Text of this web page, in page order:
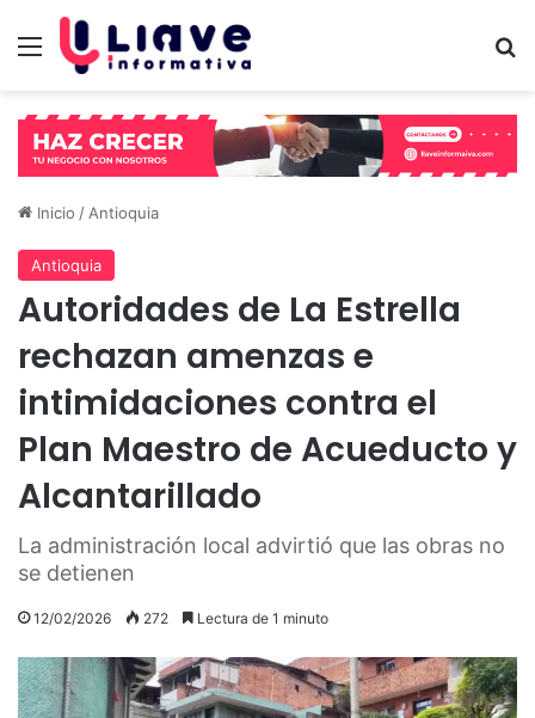
Menú
Inicio / Antioquia
Antioquia
Autoridades de La Estrella
rechazan amenzas e
intimidaciones contra el
Plan Maestro de Acueducto y
Alcantarillado
La administración local advirtió que las obras no
se detienen
12/02/2026 272 Lectura de 1 minuto